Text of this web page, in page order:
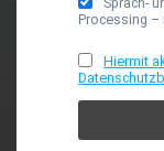
Processing –
Hiermit